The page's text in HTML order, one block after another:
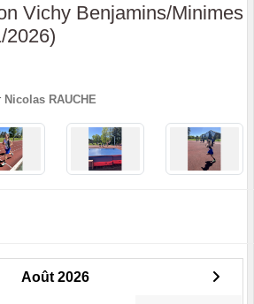
Vichy Benjamins/Minimes
2026)
Nicolas RAUCHE
Août 2026